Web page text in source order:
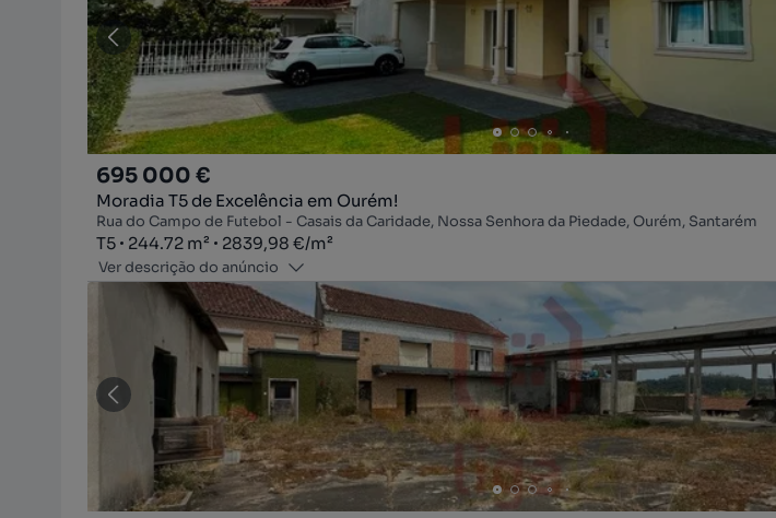
695 000 €
Moradia T5 de Excelência em Ourém!
Rua do Campo de Futebol - Casais da Caridade, Nossa Senhora da Piedade, Ourém, Santarém
Tipologia
T5
Zona244.72 m²
Preço por metro quadrado
2839,98 €/m²
Ver descrição do anúncio